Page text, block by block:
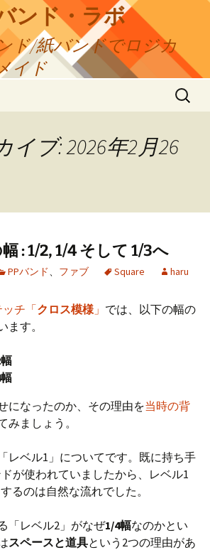
ンド・ラボ
ド/紙バンドでロジカ
イド
検
索:
イブ: 2026年2月26
: 1/2, 1/4 そして 1/3へ
PPバンド、 ファブ Square haru
チ「クロス模様」 では、以下の幅の
ます。
になったのか、その理由を当時の背
みましょう。
レベル1」についてです。既に持ち手
が使われていましたから、レベル1
るのは自然な流れでした。
「レベル2」がなぜ1/4幅なのかとい
スペースと道具という2つの理由があ